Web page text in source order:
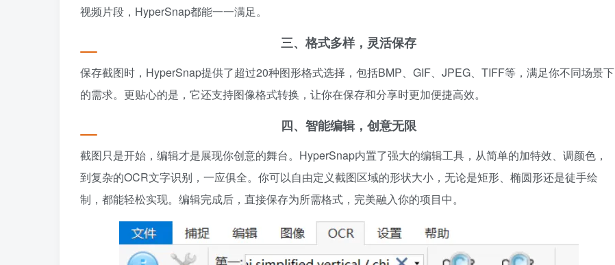
视频片段，HyperSnap都能一一满足。
三、格式多样，灵活保存
保存截图时，HyperSnap提供了超过20种图形格式选择，包括BMP、GIF、JPEG、TIFF等，满足你不同场景下
的需求。更贴心的是，它还支持图像格式转换，让你在保存和分享时更加便捷高效。
四、智能编辑，创意无限
截图只是开始，编辑才是展现你创意的舞台。HyperSnap内置了强大的编辑工具，从简单的加特效、调颜色，
到复杂的OCR文字识别，一应俱全。你可以自由定义截图区域的形状大小，无论是矩形、椭圆形还是徒手绘
制，都能轻松实现。编辑完成后，直接保存为所需格式，完美融入你的项目中。